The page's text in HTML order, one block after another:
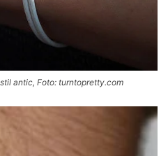
antic, Foto: turntopretty.com